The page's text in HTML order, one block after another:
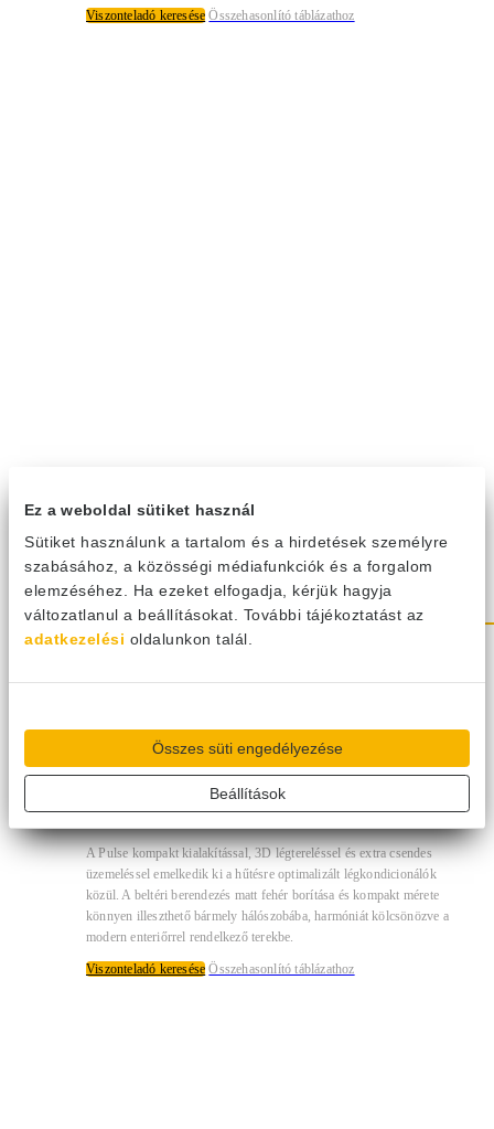
Ez a weboldal sütiket használ
Sütiket használunk a tartalom és a hirdetések személyre
szabásához, a közösségi médiafunkciók és a forgalom
elemzéséhez. Ha ezeket elfogadja, kérjük hagyja
változatlanul a beállításokat. További tájékoztatást az
adatkezelési oldalunkon talál.
Összes süti engedélyezése
Beállítások
Viszonteladó keresése Összehasonlító táblázathoz
Gree FM Pulse Pro inverter 2,7 kW
klíma beltéri egység
99 327Ft
A Pulse kompakt kialakítással, 3D légtereléssel és extra csendes
üzemeléssel emelkedik ki a hűtésre optimalizált légkondicionálók
közül. A beltéri berendezés matt fehér borítása és kompakt mérete
könnyen illeszthető bármely hálószobába, harmóniát kölcsönözve a
modern enteriőrrel rendelkező terekbe.
Viszonteladó keresése Összehasonlító táblázathoz